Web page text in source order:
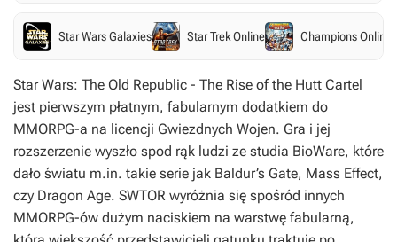
Star Wars Galaxies Star Trek Online Champions Online
Star Wars: The Old Republic - The Rise of the Hutt Cartel
jest pierwszym płatnym, fabularnym dodatkiem do
MMORPG-a na licencji Gwiezdnych Wojen. Gra i jej
rozszerzenie wyszło spod rąk ludzi ze studia BioWare, które
dało światu m.in. takie serie jak Baldur’s Gate, Mass Effect,
czy Dragon Age. SWTOR wyróżnia się spośród innych
MMORPG-ów dużym naciskiem na warstwę fabularną,